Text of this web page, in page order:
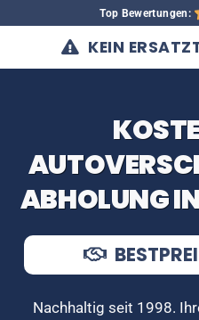
Top Bewertungen:
KEIN
ABHOLUNG
Nachhaltig seit 1998.